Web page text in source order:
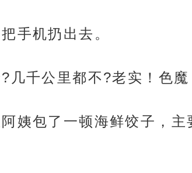
手机扔出去。
几千公里都不?老实！色魔
姨包了一顿海鲜饺子，